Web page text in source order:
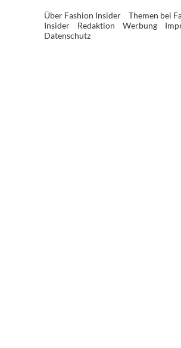
Über Fashion Insider
Themen bei
Insider
Redaktion Werbung
Datenschutz